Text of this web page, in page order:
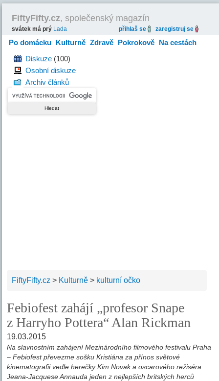
FiftyFifty.cz, společenský magazín
svátek má prý Lada přihlaš se zaregistruj se
Po domácku Kulturně Zdravě Pokrokově Na cestách
HravěDiskuze (100)
Osobní diskuze
Archiv článků
FiftyFifty.cz > Kulturně > kulturní očko
Febiofest zahájí „profesor Snape
z Harryho Pottera“ Alan Rickman
19.03.2015
Na slavnostním zahájení Mezinárodního filmového festivalu Praha
– Febiofest převezme sošku Kristiána za přínos světové
kinematografii vedle herečky Kim Novak a oscarového režiséra
Jeana-Jacquese Annauda jeden z nejlepších britských herců